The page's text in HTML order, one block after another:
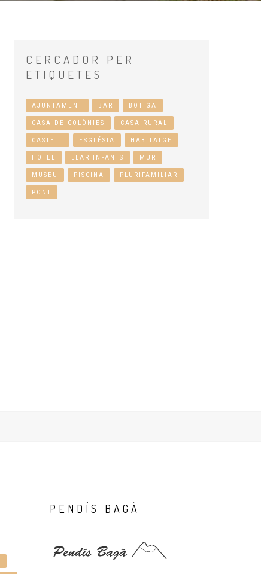
CERCADOR
PER
ETIQUETES
AJUNTAMENT BAR BOTIGA
CASA DE COLÒNIES CASA RURAL
CASTELL ESGLÉSIA HABITATGE
HOTEL LLAR INFANTS MUR
MUSEU PISCINA PLURIFAMILIAR
PONT
PENDÍS BAGÀ